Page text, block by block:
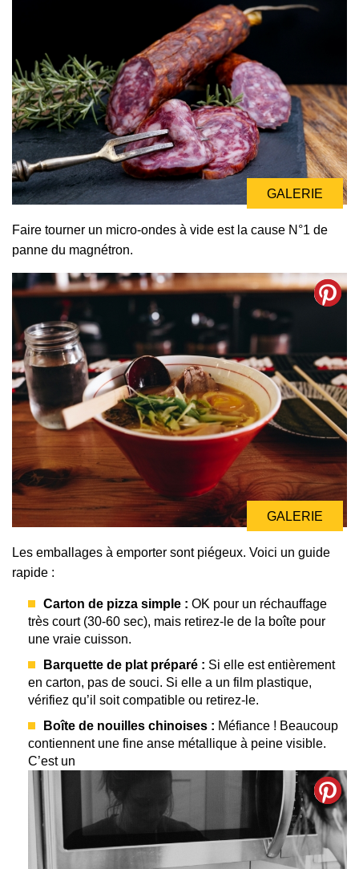
GALERIE
Faire tourner un micro-ondes à vide est la cause N°1 de
panne du magnétron.
GALERIE
Les emballages à emporter sont piégeux. Voici un guide
rapide :
Carton de pizza simple : OK pour un réchauffage
très court (30-60 sec), mais retirez-le de la boîte pour
une vraie cuisson.
Barquette de plat préparé : Si elle est entièrement
en carton, pas de souci. Si elle a un film plastique,
vérifiez qu’il soit compatible ou retirez-le.
Boîte de nouilles chinoises : Méfiance ! Beaucoup
contiennent une fine anse métallique à peine visible.
C’est un